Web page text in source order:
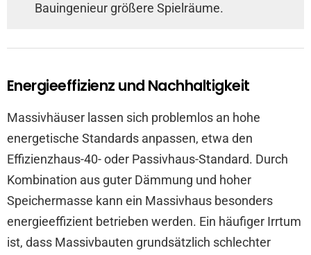
Bauingenieur größere Spielräume.
Energieeffizienz und Nachhaltigkeit
Massivhäuser lassen sich problemlos an hohe
energetische Standards anpassen, etwa den
Effizienzhaus-40- oder Passivhaus-Standard. Durch
Kombination aus guter Dämmung und hoher
Speichermasse kann ein Massivhaus besonders
energieeffizient betrieben werden. Ein häufiger Irrtum
ist, dass Massivbauten grundsätzlich schlechter